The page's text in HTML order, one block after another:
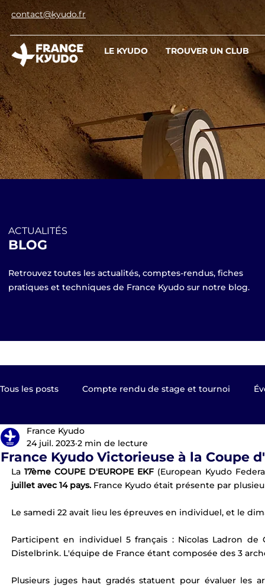
contact@kyudo.fr
LE KYUDO TROUVER UN CLUB
ACTUALITÉS
BLOG
Retrouvez toutes les actualités, comptes-rendus, fiches
pratiques et techniques de France Kyudo sur notre blog.
Tous les posts Compte rendu de stage et tournoi
Kyudo TV
Equipe de France EKF Publier 2023 shinsa
France Kyudo Victorieuse à la Coupe
France Kyudo
24 juil. 2023 2 min de lecture
La 17ème COUPE D'EUROPE EKF (European Kyudo
juillet avec 14 pays. France Kyudo était présente par
Le samedi 22 avait lieu les épreuves en individuel, et le
Participent en individuel 5 français : Nicolas Ladron de
Distelbrink. L'équipe de France étant composée des 3
Plusieurs juges haut gradés statuent pour évaluer les